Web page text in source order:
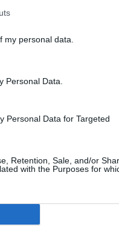
my personal data.
Personal Data.
Personal Data for Targeted
Retention, Sale, and/or
with the Purposes for